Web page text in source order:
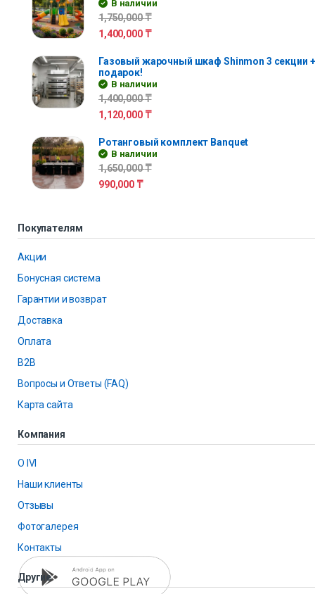
В наличии
1,750,000₸
1,400,000 ₸
Газовый жарочный шкаф Shinmon 3 секции
подарок!
В наличии
1,400,000₸
1,120,000 ₸
Ротанговый комплект Banquet
В наличии
1,650,000₸
990,000 ₸
Покупателям
Акции
Бонусная система
Гарантии и возврат
Доставка
Оплата
B2B
Вопросы и Ответы (FAQ)
Карта сайта
Компания
О IVI
Наши клиенты
Отзывы
Фотогалерея
Контакты
Другие